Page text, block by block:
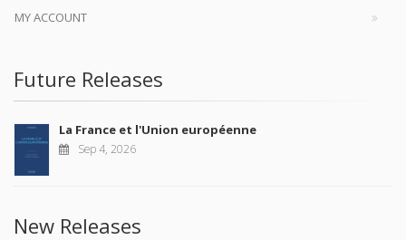
MY ACCOUNT
Future Releases
La France et l'Union européenne
Sep 4, 2026
New Releases